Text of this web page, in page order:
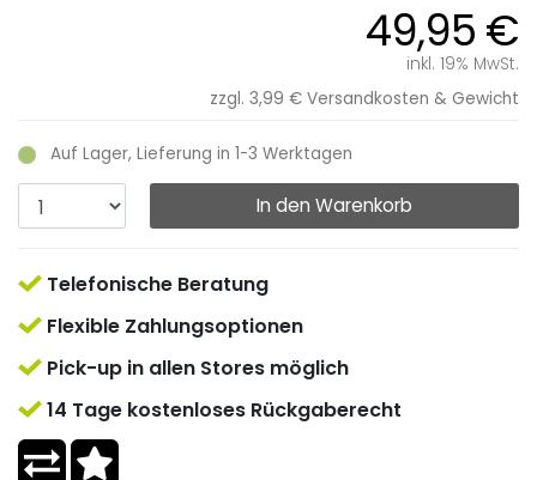
49,95 €
inkl. 19% MwSt.
zzgl. 3,99 € Versandkosten & Gewicht
Auf Lager, Lieferung in 1-3 Werktagen
In den Warenkorb
Telefonische Beratung
Flexible Zahlungsoptionen
Pick-up in allen Stores möglich
14 Tage kostenloses Rückgaberecht